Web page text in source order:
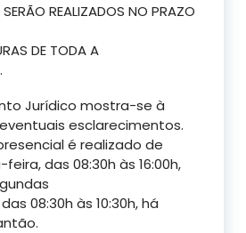
REALIZADOS NO PRAZO
DE TODA A
Jurídico mostra-se à
esclarecimentos.
é realizado de
das 08:30h às 16:00h,
08:30h às 10:30h, há